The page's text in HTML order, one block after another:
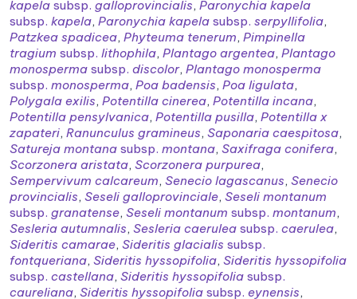
kapela subsp. galloprovincialis, Paronychia kapela
subsp. kapela, Paronychia kapela subsp. serpyllifolia,
Patzkea spadicea, Phyteuma tenerum, Pimpinella
tragium subsp. lithophila, Plantago argentea, Plantago
monosperma subsp. discolor, Plantago monosperma
subsp. monosperma, Poa badensis, Poa ligulata,
Polygala exilis, Potentilla cinerea, Potentilla incana,
Potentilla pensylvanica, Potentilla pusilla, Potentilla x
zapateri, Ranunculus gramineus, Saponaria caespitosa,
Satureja montana subsp. montana, Saxifraga conifera,
Scorzonera aristata, Scorzonera purpurea,
Sempervivum calcareum, Senecio lagascanus, Senecio
provincialis, Seseli galloprovinciale, Seseli montanum
subsp. granatense, Seseli montanum subsp. montanum,
Sesleria autumnalis, Sesleria caerulea subsp. caerulea,
Sideritis camarae, Sideritis glacialis subsp.
fontqueriana, Sideritis hyssopifolia, Sideritis hyssopifolia
subsp. castellana, Sideritis hyssopifolia subsp.
caureliana, Sideritis hyssopifolia subsp. eynensis,